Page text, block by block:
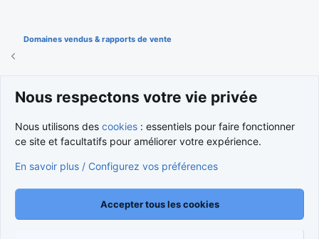
Domaines vendus & rapports de vente
Cookies
Politique de confidentialité
Aide Accueil
R
S
S
Traduction française parXenForo FR|Media embeds via s9e/MediaSites
Nous respectons votre vie privée
Nous utilisons des cookies : essentiels pour faire fonctionner
ce site et facultatifs pour améliorer votre expérience.
En savoir plus / Configurez vos préférences
Accepter tous les cookies